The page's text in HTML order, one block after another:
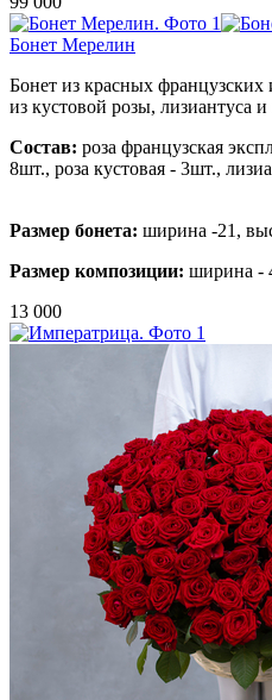
Бонет Мерелин
Бонет из красных
из кустовой розы, лизиантуса и
Состав: роза французская
8шт., роза кустовая - 3шт.,
Размер бонета: ширина -21,
Размер композиции: ширина -
13 000